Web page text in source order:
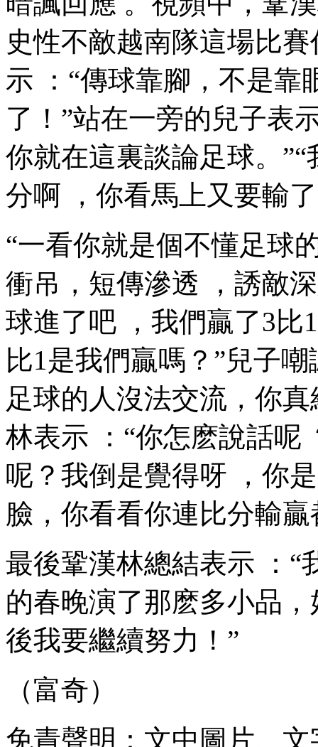
史性不敵越南隊這場比賽
示 ：“傳球靠腳，不
了！”站在一旁的兒子表示
你就在這裏談論足球 。
分啊 ，你看馬上又要輸了
“一看你就是個不懂足球的
衝吊，短傳滲透 ，誘敵
球進了吧  ，我們贏了3比
比1是我們贏嗎？”兒子
足球的人沒法交流，你
林表示 ：“你怎麽說話
呢？我倒是覺得呀 
臉 ，你看看你連比分輸贏
最後鞏漢林總結表示 ：
的春晚演了那麽多小品，
後我要繼續努力 ！”
（富奇）
免責聲明：文中圖片